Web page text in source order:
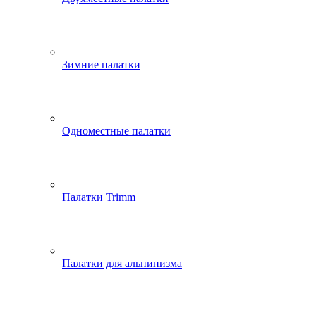
Зимние палатки
Одноместные палатки
Палатки Trimm
Палатки для альпинизма